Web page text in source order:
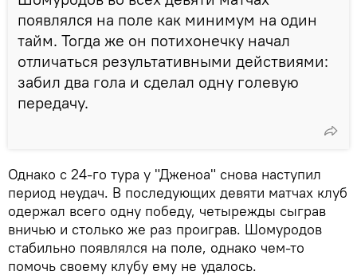
появлялся на поле как минимум на один
тайм. Тогда же он потихонечку начал
отличаться результативными действиями:
забил два гола и сделал одну голевую
передачу.
Однако с 24-го тура у "Дженоа" снова наступил
период неудач. В последующих девяти матчах клуб
одержал всего одну победу, четырежды сыграв
вничью и столько же раз проиграв. Шомуродов
стабильно появлялся на поле, однако чем-то
помочь своему клубу ему не удалось.